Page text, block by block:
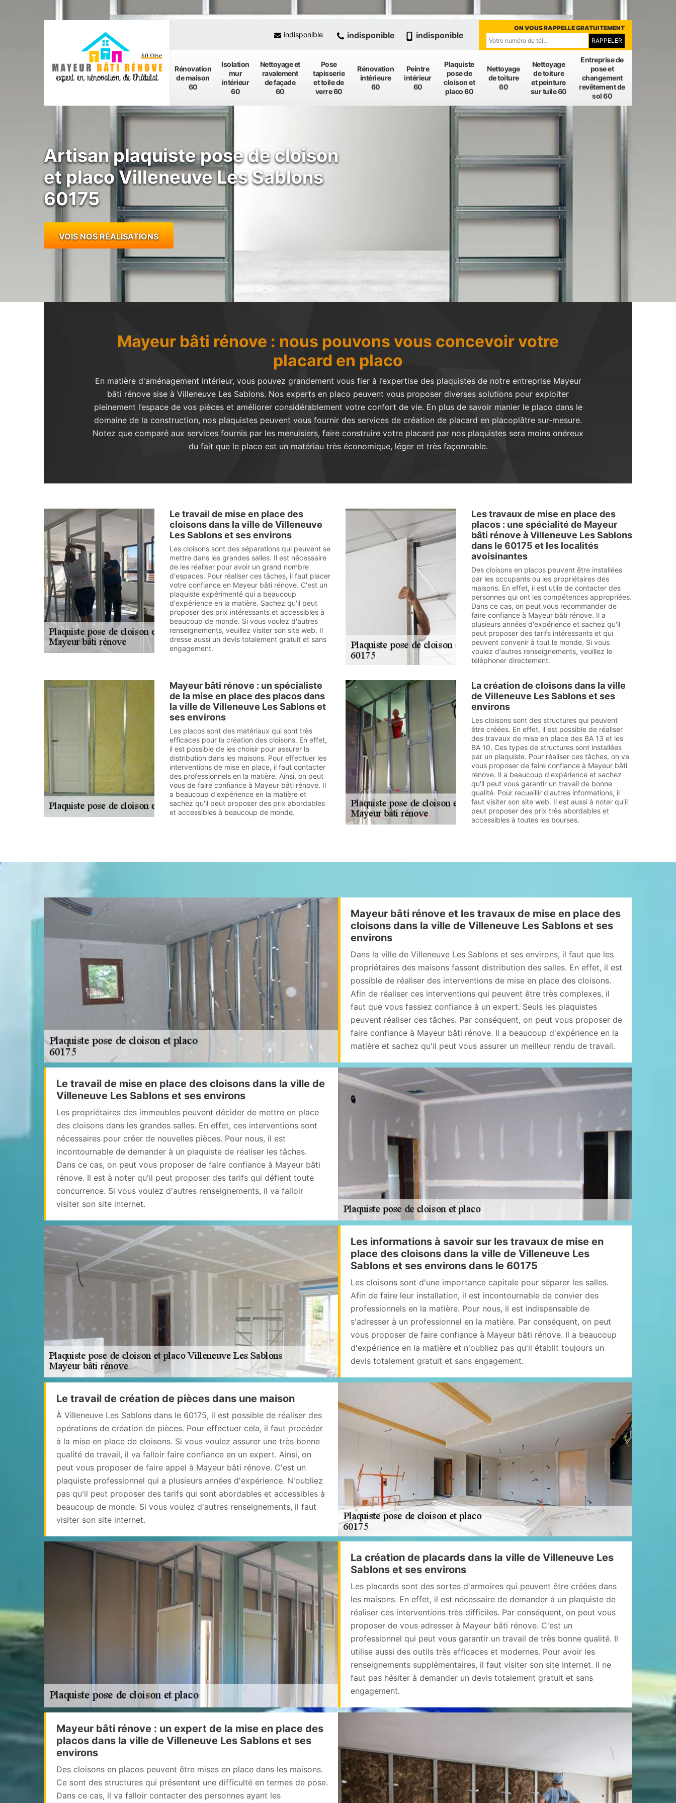
Rénovation
de maison
60
Isolation
mur
intérieur
60
Nettoyage et
ravalement
de façade
60
Pose
tapisserie
et toile de
verre 60
Rénovation
intérieure
60
Peintre
intérieur
60
Plaquiste
pose de
cloison et
placo 60
Nettoyage
de toiture
60
Nettoyage
de toiture
et peinture
sur tuile 60
Entreprise de
pose et
changement
revêtement de
sol 60
indisponible indisponible indisponible
ON VOUS RAPPELLE GRATUITEMENT
Artisan plaquiste pose de cloison
et placo Villeneuve Les Sablons
60175
VOIS NOS RÉALISATIONS
Mayeur bâti rénove : nous pouvons vous concevoir votre
placard en placo
En matière d'aménagement intérieur, vous pouvez grandement vous fier à l’expertise des plaquistes de notre entreprise Mayeur
bâti rénove sise à Villeneuve Les Sablons. Nos experts en placo peuvent vous proposer diverses solutions pour exploiter
pleinement l’espace de vos pièces et améliorer considérablement votre confort de vie. En plus de savoir manier le placo dans le
domaine de la construction, nos plaquistes peuvent vous fournir des services de création de placard en placoplâtre sur-mesure.
Notez que comparé aux services fournis par les menuisiers, faire construire votre placard par nos plaquistes sera moins onéreux
du fait que le placo est un matériau très économique, léger et très façonnable.
Le travail de mise en place des
cloisons dans la ville de Villeneuve
Les Sablons et ses environs
Les cloisons sont des séparations qui peuvent se
mettre dans les grandes salles. Il est nécessaire
de les réaliser pour avoir un grand nombre
d'espaces. Pour réaliser ces tâches, il faut placer
votre confiance en Mayeur bâti rénove. C'est un
plaquiste expérimenté qui a beaucoup
d'expérience en la matière. Sachez qu'il peut
proposer des prix intéressants et accessibles à
beaucoup de monde. Si vous voulez d'autres
renseignements, veuillez visiter son site web. Il
dresse aussi un devis totalement gratuit et sans
engagement.
Les travaux de mise en place des
placos : une spécialité de Mayeur
bâti rénove à Villeneuve Les Sablons
dans le 60175 et les localités
avoisinantes
Des cloisons en placos peuvent être installées
par les occupants ou les propriétaires des
maisons. En effet, il est utile de contacter des
personnes qui ont les compétences appropriées.
Dans ce cas, on peut vous recommander de
faire confiance à Mayeur bâti rénove. Il a
plusieurs années d'expérience et sachez qu'il
peut proposer des tarifs intéressants et qui
peuvent convenir à tout le monde. Si vous
voulez d'autres renseignements, veuillez le
téléphoner directement.
Mayeur bâti rénove : un spécialiste
de la mise en place des placos dans
la ville de Villeneuve Les Sablons et
ses environs
Les placos sont des matériaux qui sont très
efficaces pour la création des cloisons. En effet,
il est possible de les choisir pour assurer la
distribution dans les maisons. Pour effectuer les
interventions de mise en place, il faut contacter
des professionnels en la matière. Ainsi, on peut
vous de faire confiance à Mayeur bâti rénove. Il
a beaucoup d'expérience en la matière et
sachez qu'il peut proposer des prix abordables
et accessibles à beaucoup de monde.
La création de cloisons dans la ville
de Villeneuve Les Sablons et ses
environs
Les cloisons sont des structures qui peuvent
être créées. En effet, il est possible de réaliser
des travaux de mise en place des BA 13 et les
BA 10. Ces types de structures sont installées
par un plaquiste. Pour réaliser ces tâches, on va
vous proposer de faire confiance à Mayeur bâti
rénove. Il a beaucoup d'expérience et sachez
qu'il peut vous garantir un travail de bonne
qualité. Pour recueillir d'autres informations, il
faut visiter son site web. Il est aussi à noter qu'il
peut proposer des prix très abordables et
accessibles à toutes les bourses.
Mayeur bâti rénove et les travaux de mise en place des
cloisons dans la ville de Villeneuve Les Sablons et ses
environs
Dans la ville de Villeneuve Les Sablons et ses environs, il faut que les
propriétaires des maisons fassent distribution des salles. En effet, il est
possible de réaliser des interventions de mise en place des cloisons.
Afin de réaliser ces interventions qui peuvent être très complexes, il
faut que vous fassiez confiance à un expert. Seuls les plaquistes
peuvent réaliser ces tâches. Par conséquent, on peut vous proposer de
faire confiance à Mayeur bâti rénove. Il a beaucoup d'expérience en la
matière et sachez qu'il peut vous assurer un meilleur rendu de travail.
Le travail de mise en place des cloisons dans la ville de
Villeneuve Les Sablons et ses environs
Les propriétaires des immeubles peuvent décider de mettre en place
des cloisons dans les grandes salles. En effet, ces interventions sont
nécessaires pour créer de nouvelles pièces. Pour nous, il est
incontournable de demander à un plaquiste de réaliser les tâches.
Dans ce cas, on peut vous proposer de faire confiance à Mayeur bâti
rénove. Il est à noter qu'il peut proposer des tarifs qui défient toute
concurrence. Si vous voulez d'autres renseignements, il va falloir
visiter son site internet.
Les informations à savoir sur les travaux de mise en
place des cloisons dans la ville de Villeneuve Les
Sablons et ses environs dans le 60175
Les cloisons sont d'une importance capitale pour séparer les salles.
Afin de faire leur installation, il est incontournable de convier des
professionnels en la matière. Pour nous, il est indispensable de
s'adresser à un professionnel en la matière. Par conséquent, on peut
vous proposer de faire confiance à Mayeur bâti rénove. Il a beaucoup
d'expérience en la matière et n'oubliez pas qu'il établit toujours un
devis totalement gratuit et sans engagement.
Le travail de création de pièces dans une maison
À Villeneuve Les Sablons dans le 60175, il est possible de réaliser des
opérations de création de pièces. Pour effectuer cela, il faut procéder
à la mise en place de cloisons. Si vous voulez assurer une très bonne
qualité de travail, il va falloir faire confiance en un expert. Ainsi, on
peut vous proposer de faire appel à Mayeur bâti rénove. C'est un
plaquiste professionnel qui a plusieurs années d'expérience. N'oubliez
pas qu'il peut proposer des tarifs qui sont abordables et accessibles à
beaucoup de monde. Si vous voulez d'autres renseignements, il faut
visiter son site internet.
La création de placards dans la ville de Villeneuve Les
Sablons et ses environs
Les placards sont des sortes d'armoires qui peuvent être créées dans
les maisons. En effet, il est nécessaire de demander à un plaquiste de
réaliser ces interventions très difficiles. Par conséquent, on peut vous
proposer de vous adresser à Mayeur bâti rénove. C'est un
professionnel qui peut vous garantir un travail de très bonne qualité. Il
utilise aussi des outils très efficaces et modernes. Pour avoir les
renseignements supplémentaires, il faut visiter son site Internet. Il ne
faut pas hésiter à demander un devis totalement gratuit et sans
engagement.
Mayeur bâti rénove : un expert de la mise en place des
placos dans la ville de Villeneuve Les Sablons et ses
environs
Des cloisons en placos peuvent être mises en place dans les maisons.
Ce sont des structures qui présentent une difficulté en termes de pose.
Dans ce cas, il va falloir contacter des personnes ayant les